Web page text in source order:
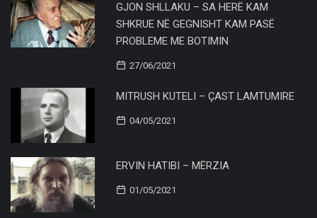
GJON SHLLAKU – SA HERË KAM
SHKRUE NË GEGNISHT KAM PASË
PROBLEME ME BOTIMIN
27/06/2021
MITRUSH KUTELI – ÇAST LAMTUMIRE
04/05/2021
ERVIN HATIBI – MËRZIA
01/05/2021